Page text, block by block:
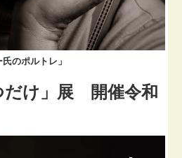
のポルトレ」
だけ」展 開催令和